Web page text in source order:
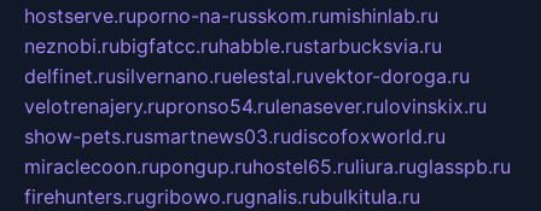
hostserve.ruporno-na-russkom.rumishinlab.ru
neznobi.rubigfatcc.ruhabble.rustarbucksvia.ru
delfinet.rusilvernano.ruelestal.ruvektor-doroga.ru
velotrenajery.rupronso54.rulenasever.rulovinskix.ru
show-pets.rusmartnews03.rudiscofoxworld.ru
miraclecoon.rupongup.ruhostel65.ruliura.ruglasspb.ru
firehunters.rugribowo.rugnalis.rubulkitula.ru